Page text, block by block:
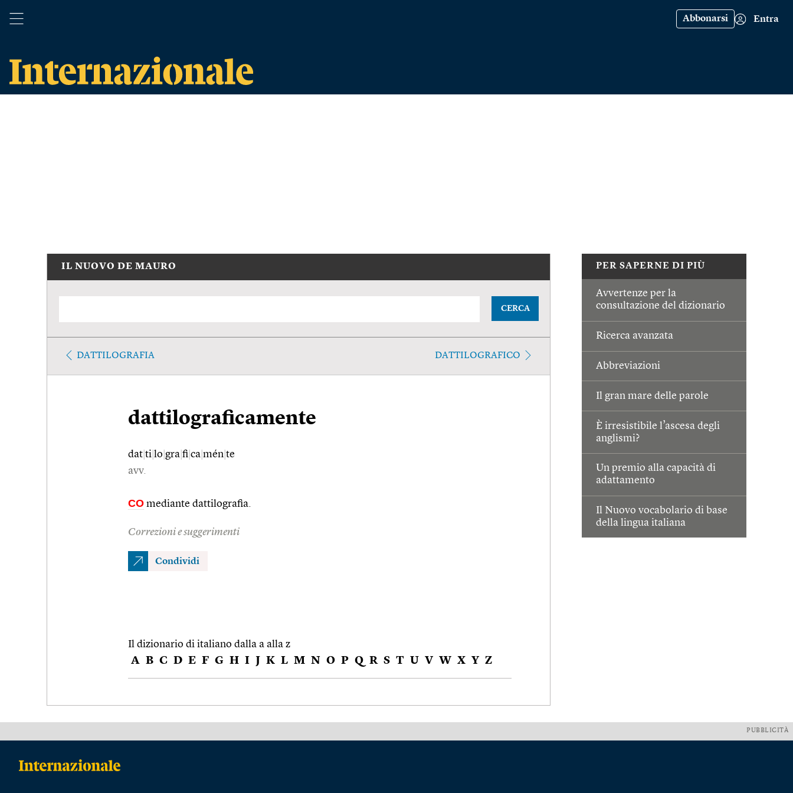
Abbonarsi Entra
PER SAPERNE DI PIÙ
Avvertenze per la
consultazione del dizionario
Ricerca avanzata
Abbreviazioni
Il gran mare delle parole
È irresistibile l’ascesa degli
anglismi?
Un premio alla capacità di
adattamento
Il Nuovo vocabolario di base
della lingua italiana
IL NUOVO DE MAURO
CERCA
DATTILOGRAFIA DATTILOGRAFICO
dattilograficamente
dat ti lo gra fi ca mén te
avv.
CO mediante dattilografia.
Correzioni e suggerimenti
Condividi
Il dizionario di italiano dalla a alla z
A B C D E F G H I J K L M N O P Q R S T U V W X Y Z
PUBBLICITÀ